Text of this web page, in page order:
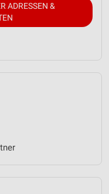
ADRESSEN &